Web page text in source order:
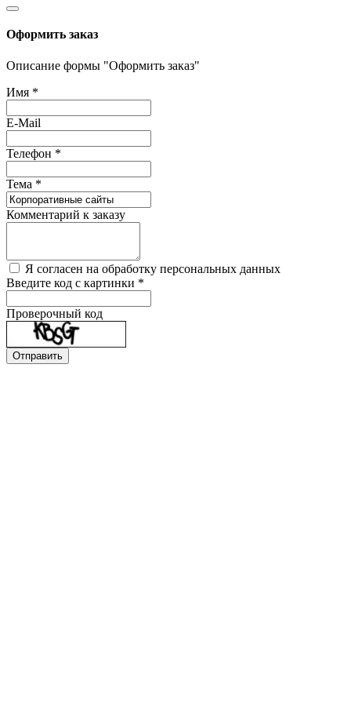
Оформить заказ
Описание формы "Оформить заказ"
Имя *
E-Mail
Телефон *
Тема *
Комментарий к заказу
Я согласен на обработку персональных данных
Введите код с картинки *
Проверочный код
Отправить